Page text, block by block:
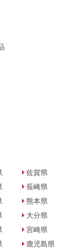
佐賀県
長崎県
熊本県
大分県
宮崎県
鹿児島県